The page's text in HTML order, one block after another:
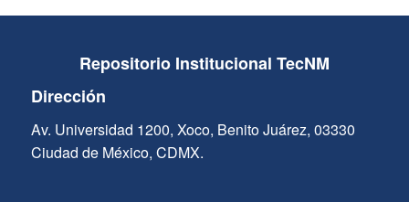
Repositorio Institucional TecNM
Dirección
Av. Universidad 1200, Xoco, Benito Juárez, 03330
Ciudad de México, CDMX.